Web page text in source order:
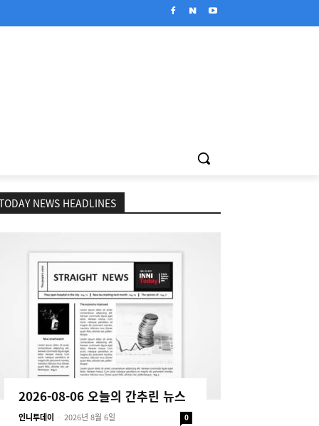
NEWS HEADLINES
2026-08-06 오늘의 간추린 뉴스
인니투데이 - 2026년 8월 6일 0